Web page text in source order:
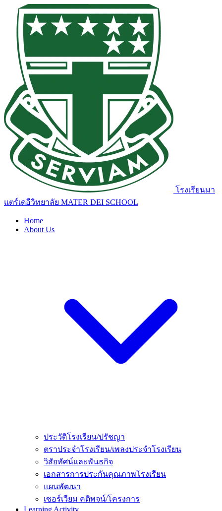
โรงเรียนมา
แตร์เดอีวิทยาลัย MATER DEI SCHOOL
Home
About Us
ประวัติโรงเรียน/ปรัชญา
ตราประจำโรงเรียน/เพลงประจำโรงเรียน
วิสัยทัศน์และพันธกิจ
เอกสารการประกันคุณภาพโรงเรียน
แผนพัฒนา
เซอร์เวียม คติพจน์/โครงการ
Learning Activity